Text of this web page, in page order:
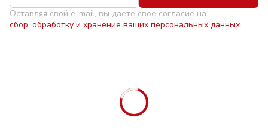
Оставляя свой e-mail, вы даете свое согласие на
сбор, обработку и хранение ваших персональных данных